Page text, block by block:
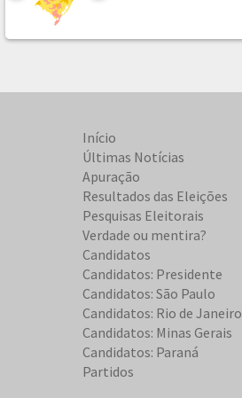
Início
Últimas Notícias
Apuração
Resultados das Eleições
Pesquisas Eleitorais
Verdade ou mentira?
Candidatos
Candidatos: Presidente
Candidatos: São Paulo
Candidatos: Rio de Janeiro
Candidatos: Minas Gerais
Candidatos: Paraná
Partidos